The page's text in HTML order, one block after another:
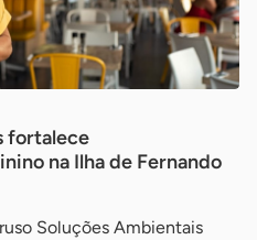
fortalece
na Ilha de Fernando
Soluções Ambientais